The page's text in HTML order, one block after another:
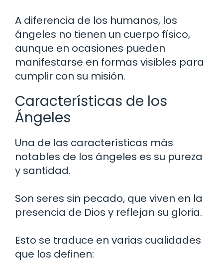
A diferencia de los humanos, los
ángeles no tienen un cuerpo físico,
aunque en ocasiones pueden
manifestarse en formas visibles para
cumplir con su misión.
Características de los
Ángeles
Una de las características más
notables de los ángeles es su pureza
y santidad.
Son seres sin pecado, que viven en la
presencia de Dios y reflejan su gloria.
Esto se traduce en varias cualidades
que los definen: